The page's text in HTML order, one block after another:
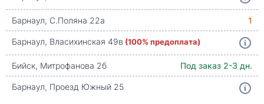
Барнаул, С.Поляна 22а
1
Барнаул, Власихинская 49в (100% предоплата)
Бийск, Митрофанова 2б
Под заказ 2-3 дн.
Барнаул, Проезд Южный 25